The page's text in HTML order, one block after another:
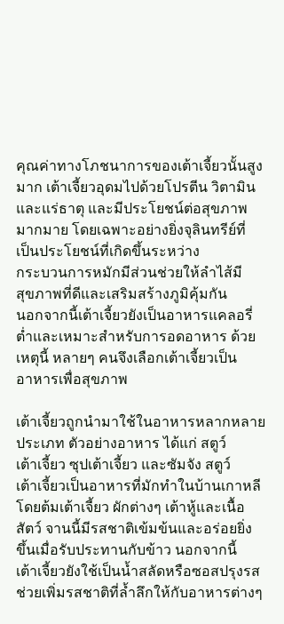
คุณค่าทางโภชนาการของเต้าเจี้ยวนั้นสูง
มาก เต้าเจี้ยวอุดมไปด้วยโปรตีน วิตามิน
และแร่ธาตุ และมีประโยชน์ต่อสุขภาพ
มากมาย โดยเฉพาะอย่างยิ่งจุลินทรีย์ที่
เป็นประโยชน์ที่เกิดขึ้นระหว่าง
กระบวนการหมักมีส่วนช่วยให้ลำไส้มี
สุขภาพที่ดีและเสริมสร้างภูมิคุ้มกัน
นอกจากนี้เต้าเจี้ยวยังเป็นอาหารแคลอรี่
ต่ำและเหมาะสำหรับการอดอาหาร ด้วย
เหตุนี้ หลายๆ คนจึงเลือกเต้าเจี้ยวเป็น
อาหารเพื่อสุขภาพ
เต้าเจี้ยวถูกนำมาใช้ในอาหารหลากหลาย
ประเภท ตัวอย่างอาหาร ได้แก่ สตูว์
เต้าเจี้ยว ซุปเต้าเจี้ยว และซัมจัง สตูว์
เต้าเจี้ยวเป็นอาหารที่มักทำในบ้านเกาหลี
โดยต้มเต้าเจี้ยว ผักต่างๆ เต้าหู้และเนื้อ
สัตว์ จานนี้มีรสชาติเข้มข้นและอร่อยยิ่ง
ขึ้นเมื่อรับประทานกับข้าว นอกจากนี้
เต้าเจี้ยวยังใช้เป็นน้ำสลัดหรือซอสปรุงรส
ช่วยเพิ่มรสชาติที่ล้ำลึกให้กับอาหารต่างๆ